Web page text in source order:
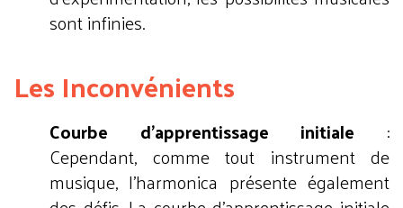
sont infinies.
Les Inconvénients
Courbe d'apprentissage initiale :
Cependant, comme tout instrument de
musique, l'harmonica présente également